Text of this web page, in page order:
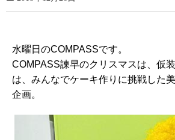
水曜日のCOMPASSです。
COMPASS諫早のクリスマスは、仮
は、みんなでケーキ作りに挑戦した
企画。